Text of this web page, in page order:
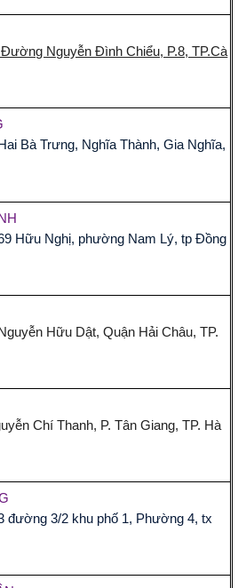
Nguyễn Đình Chiểu, P.8, TP.Cà
Bà Trưng, Nghĩa Thành, Gia Nghĩa,
Hữu Nghị, phường Nam Lý, tp Đồng
Hữu Dật, Quận Hải Châu, TP.
Chí Thanh, P. Tân Giang, TP. Hà
đường 3/2 khu phố 1, Phường 4, tx